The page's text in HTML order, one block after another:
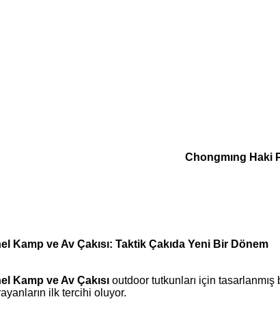
Chongmıng Haki
Kamp ve Av Çakısı: Taktik Çakıda Yeni Bir Dönem
Kamp ve Av Çakısı outdoor tutkunları için
ilk tercihi oluyor.